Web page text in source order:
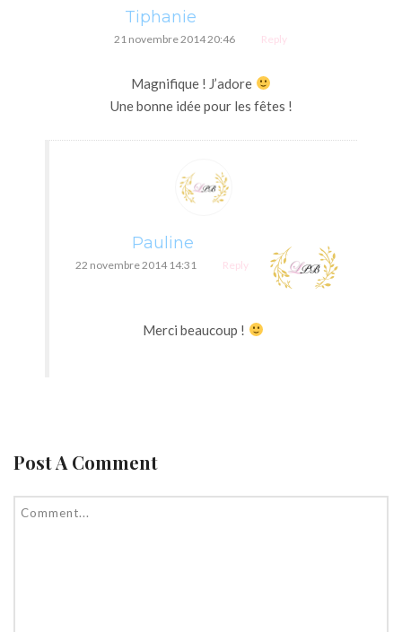
Tiphanie
21 novembre 2014 20:46 Reply
Magnifique ! J’adore
Une bonne idée pour les fêtes !
Pauline
22 novembre 2014 14:31 Reply
Merci beaucoup !
Post A Comment